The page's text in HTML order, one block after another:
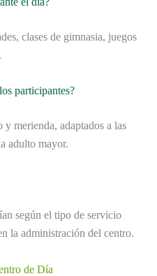
clases de gimnasia, juegos
participantes?
y merienda, adaptados a las
adulto mayor.
según el tipo de servicio
la administración del centro.
de Día